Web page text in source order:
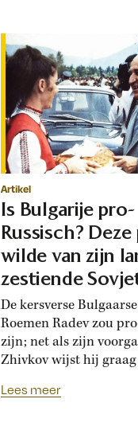
Artikel
Is Bulgarije pro-
Russisch?
wilde van zijn
zestiende
maken
De kersverse
Roemen Radev zou
zijn; net als zijn
Zhivkov wijst hij
1878. Die vroegere
Lees meer